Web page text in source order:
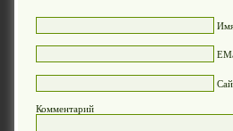
Комментарий